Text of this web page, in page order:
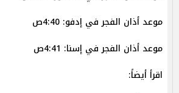
موعد أذان الفجر في إدفو: 4:40ص
موعد أذان الفجر في إسنا: 4:41ص
اقرأ أيضاً: